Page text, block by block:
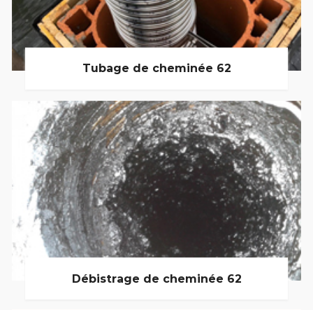
Tubage de cheminée 62
Débistrage de cheminée 62